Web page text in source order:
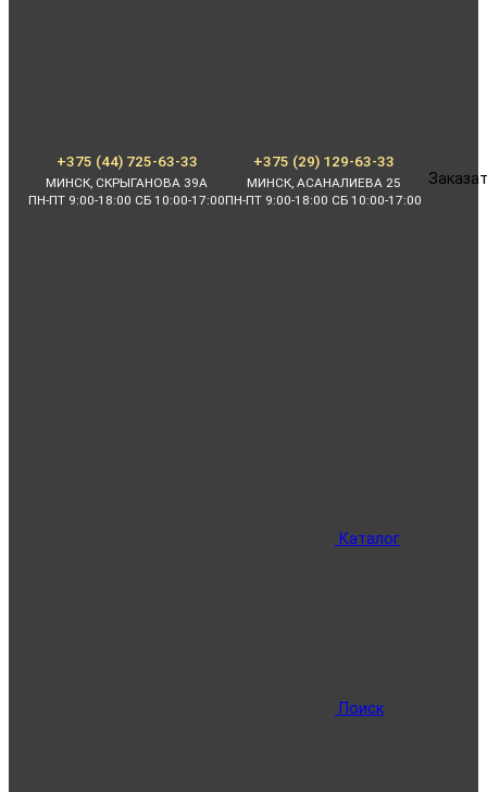
+375 (44) 725-63-33
МИНСК, СКРЫГАНОВА 39А
ПН-ПТ 9:00-18:00 СБ 10:00-17:00
+375 (29) 129-63-33
МИНСК, АСАНАЛИЕВА 25
ПН-ПТ 9:00-18:00 СБ 10:00-17:00
Каталог
Поиск